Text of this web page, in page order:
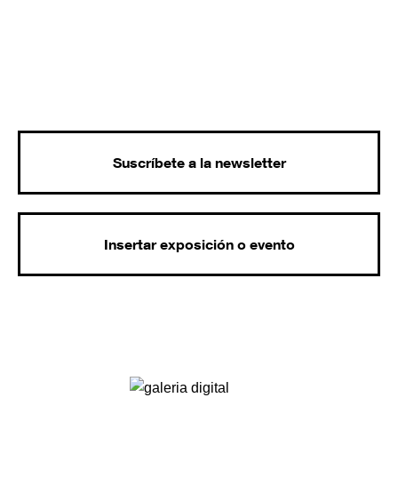
Suscríbete a la newsletter
Insertar exposición o evento